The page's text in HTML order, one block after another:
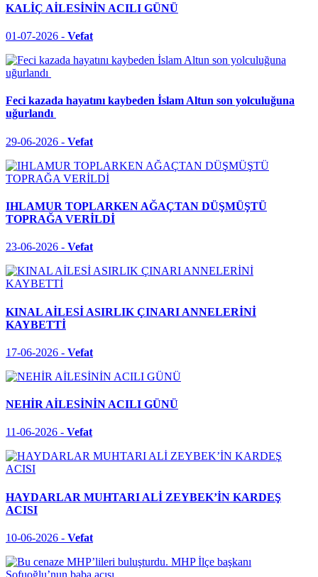
KALİÇ AİLESİNİN ACILI GÜNÜ
01-07-2026 - Vefat
Feci kazada hayatını kaybeden İslam Altun son yolculuğuna
uğurlandı ​​​​​​
29-06-2026 - Vefat
IHLAMUR TOPLARKEN AĞAÇTAN DÜŞMÜŞTÜ
TOPRAĞA VERİLDİ
23-06-2026 - Vefat
KINAL AİLESİ ASIRLIK ÇINARI ANNELERİNİ
KAYBETTİ
17-06-2026 - Vefat
NEHİR AİLESİNİN ACILI GÜNÜ
11-06-2026 - Vefat
HAYDARLAR MUHTARI ALİ ZEYBEK’İN KARDEŞ
ACISI
10-06-2026 - Vefat